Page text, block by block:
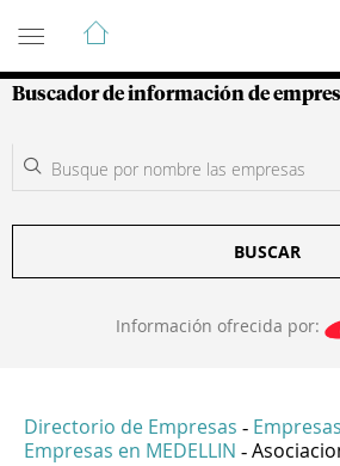
Guía de Empresas
Buscador de información de
BUSCAR
Información ofrecida por:
Directorio de Empresas -
Empresas en MEDELLIN -